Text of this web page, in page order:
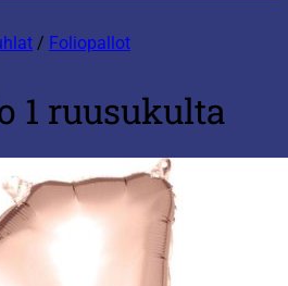
/ Foliopallot
1 ruusukulta